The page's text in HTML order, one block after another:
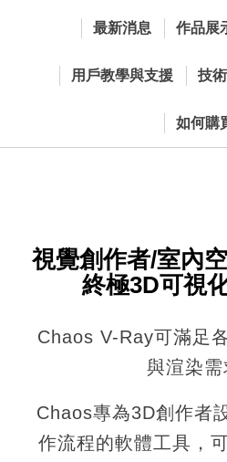
最新消息 作品展
用戶教學與支援 技
如何購
視覺創作者/室內
終極3D可視
Chaos V-Ray可滿足
與渲染需
Chaos專為3D創作者
作流程的軟體工具，